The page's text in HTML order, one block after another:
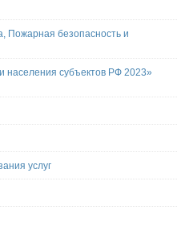
Пожарная безопасность и
населения субъектов РФ 2023»
услуг